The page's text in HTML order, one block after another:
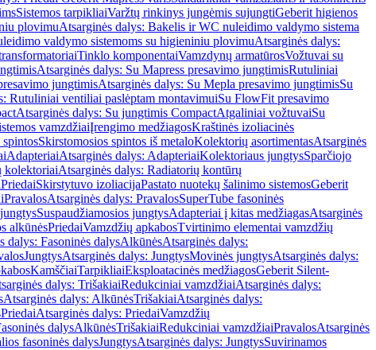
Sistemos tarpikliaiVaržtų rinkinys jungėmis sujungtiGeberit higienos
plovimuAtsarginės dalys: Bakelis ir WC nuleidimo valdymo sistema
valdymo sistemoms su higieniniu plovimuAtsarginės dalys:
Tinklo komponentaiVamzdynų armatūrosVožtuvai su
Atsarginės dalys: Su Mapress presavimo jungtimisRutuliniai
jungtimisAtsarginės dalys: Su Mepla presavimo jungtimisSu
Rutuliniai ventiliai paslėptam montavimuiSu FlowFit presavimo
Atsarginės dalys: Su jungtimis CompactAtgaliniai vožtuvaiSu
vamzdžiaiĮrengimo medžiagosKraštinės izoliacinės
spintosSkirstomosios spintos iš metaloKolektorių asortimentasAtsarginės
AdapteriaiAtsarginės dalys: AdapteriaiKolektoriaus jungtysSparčiojo
kolektoriaiAtsarginės dalys: Radiatorių kontūrų
PriedaiSkirstytuvo izoliacijaPastato nuotekų šalinimo sistemosGeberit
PravalosAtsarginės dalys: PravalosSuperTube fasoninės
Suspaudžiamosios jungtysAdapteriai į kitas medžiagasAtsarginės
alkūnėsPriedaiVamzdžių apkabosTvirtinimo elementai vamzdžių
dalys: Fasoninės dalysAlkūnėsAtsarginės dalys:
JungtysAtsarginės dalys: JungtysMovinės jungtysAtsarginės dalys:
KamščiaiTarpikliaiEksploatacinės medžiagosGeberit Silent-
dalys: TrišakiaiRedukciniai vamzdžiaiAtsarginės dalys:
Atsarginės dalys: AlkūnėsTrišakiaiAtsarginės dalys:
PriedaiAtsarginės dalys: PriedaiVamzdžių
dalysAlkūnėsTrišakiaiRedukciniai vamzdžiaiPravalosAtsarginės
fasoninės dalysJungtysAtsarginės dalys: JungtysSuvirinamos